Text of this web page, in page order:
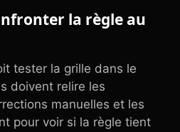
la règle au
tester la grille dans le
doivent relire les
manuelles et les
pour voir si la règle tient